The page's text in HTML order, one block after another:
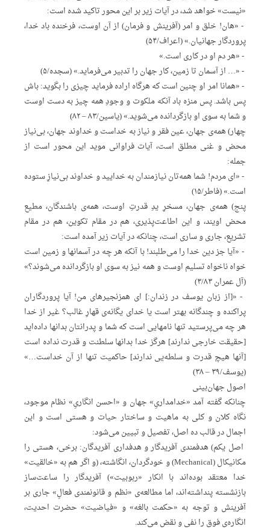
«نیست» خواهد شد، در آیات‌ زیر بر این‌ محور تاکید شده‌ است:
‌ ‌- «هان! خلق‌ و امر (آفرینش‌ و فرمان) از آن‌ اوست، فرخنده‌ باد خدا،
پروردگار جهانیان.» (اعراف/۵۴)
‌ ‌- «هر دم‌ او در کاری‌ است.»
‌ ‌- «… از آسمان‌ تا زمین، کار جهان‌ را تدبیر می‌فرماید.» (سجده/۵)
‌ ‌- «همانا امر او چنین‌ است‌ که‌ هرگاه‌ اراده‌ فرماید چیزی‌ را بگوید: باش‌
پس‌ باشد. پس‌ منزه‌ باد آنکه‌ ملکوت‌ و وجودِ‌ همه‌ چیز به‌ دست‌ اوست‌
و شما به‌ سوی‌ او بازگردانده‌ می‌شوید.» (یاسین/۸۳ – ۸۲)
چهار) همه‌ی‌ جهان، عین‌ فقر و نیاز به‌ خداست‌ و خداوند جهان، بی‌نیاز
محض‌ و غنی‌ مطلق‌ است، آیات‌ فراوانی‌ موید این‌ محور است‌ از
جمله:
‌ ‌- «ای‌ مردم! شما همه‌تان‌ نیازمندان‌ به‌ خدایید و خداوند‌ بی‌نیازِ‌ ستوده‌
است.» (فاطر/۱۵)
پنج) همه‌ی‌ جهان، مسخرِ‌ یدِ‌ قدرتِ‌ اوست، همه‌ی‌ باشندگان، مطیع‌
محض‌ اویند، و این‌ اطاعت‌پذیری، هم‌ در مقام‌ تکوین، هم‌ در مقام‌
تشریع، جاری‌ و ساری‌ است، چنانکه‌ در آیات‌ زیر آمده‌ است:
‌ ‌- «آیا جز دین‌ خدا را می‌طلبند! با آنکه‌ هر چه‌ در آسمانها و زمین‌ است‌
خواه‌ ناخواه‌ تسلیم‌ اوست‌ و همه‌ نیز به‌ سوی‌ او بازگردانده‌ می‌شوند؟»
(آل‌ عمران‌ ۳/۸۳)
‌ ‌- «[از زبان‌ یوسف‌ در زندان:] ای‌ همزنجیرهای‌ من! آیا پروردگاران‌
پراکنده‌ و چندگانه‌ بهتر است‌ یا خدای‌ یگانه‌ی‌ قهارِ‌ غالب؟ غیر از خدا
هر چه‌ می‌پرستید تنها نامهایی‌ است‌ که‌ شما و پدرانتان‌ بدانها داده‌اید
[حقیقت‌ خارجی‌ ندارند] هرگز خدا بدانها سلطنت‌ و قدرت‌ نداده‌ است‌
[آنها هیچ‌ قدرت‌ و سلطه‌یی‌ ندارند] حاکمیت‌ تنها از آن‌ خداست…»
(یوسف/۳۹ – ۳۸)
اصول‌ جهان‌بینی‌
چنانکه‌ گفته‌ آمد «خدامداریِ» جهان‌ و «احسن‌ انگاریِ» نظام‌ موجود،
نگاه‌ کلان‌ و کلی‌ به‌ ماهیت‌ و ساختار حیات‌ و هستی‌ است‌ و این‌
اجمال‌ در قالب‌ ده‌ اصل، تفصیل‌ و تبیین‌ می‌شود:
‌ ‌اصل‌ یکم) هدفمندی‌ آفریدگار و هدفداری‌ آفریدگان: برخی، هستی‌ را
مکانیکال‌ (Mechanical) و خودگردان، انگاشته، (و اگر هم‌ به‌ «خالقیت»
خدا معتقد بوده‌اند با انکار «ربوبیت») آفریدگار را ساعت‌ساز
بازنشسته‌ پنداشته‌اند، اما مطالعه‌ی‌ «نظم‌ و قانونمندی‌ فعالِ» جاری‌ بر
آفرینش‌ و توجه‌ به‌ «حکمت‌ بالغه» و «فیاضیت» حضرت‌ احدیت،
انگاره‌ی‌ فوق‌ را نفی‌ و نقض‌ می‌کند.